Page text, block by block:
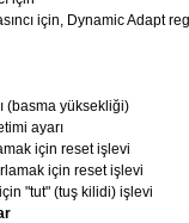
için, Dynamic Adapt
(basma yüksekliği)
ayarı
için reset işlevi
için reset işlevi
"tut" (tuş kilidi) işlevi